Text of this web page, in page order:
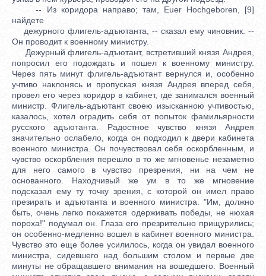
-- Из коридора направо; там, Euer Hochgeboren, [9]
найдете
дежурного флигель-адъютанта, -- сказал ему чиновник. --
Он проводит к военному министру.
Дежурный флигель-адъютант, встретивший князя Андрея,
попросил его подождать и пошел к военному министру.
Через пять минут флигель-адъютант вернулся и, особенно
учтиво наклонясь и пропуская князя Андрея вперед себя,
провел его через коридор в кабинет, где занимался военный
министр. Флигель-адъютант своею изысканною учтивостью,
казалось, хотел оградить себя от попыток фамильярности
русского адъютанта. Радостное чувство князя Андрея
значительно ослабело, когда он подходил к двери кабинета
военного министра. Он почувствовал себя оскорбленным, и
чувство оскорбления перешло в то же мгновенье незаметно
для него самого в чувство презрения, ни на чем не
основанного. Находчивый же ум в то же мгновение
подсказал ему ту точку зрения, с которой он имел право
презирать и адъютанта и военного министра. "Им, должно
быть, очень легко покажется одерживать победы, не нюхая
пороха!" подумал он. Глаза его презрительно прищурились;
он особенно-медленно вошел в кабинет военного министра.
Чувство это еще более усилилось, когда он увидал военного
министра, сидевшего над большим столом и первые две
минуты не обращавшего внимания на вошедшего. Военный